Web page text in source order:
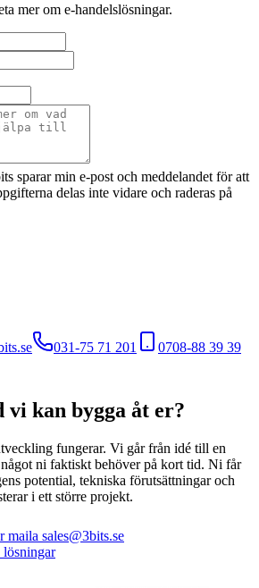
mer om e-handelslösningar.
sparar min e-post och meddelandet för att
delas inte vidare och raderas på
031-75 71 201
0708-88 39 39
vi kan bygga åt er?
fungerar. Vi går från idé till en
ni faktiskt behöver på kort tid. Ni får
potential, tekniska förutsättningar och
i ett större projekt.
maila sales@3bits.se
lösningar